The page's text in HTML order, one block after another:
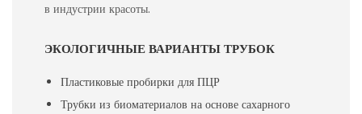
в индустрии красоты.
ЭКОЛОГИЧНЫЕ ВАРИАНТЫ ТРУБОК
Пластиковые пробирки для ПЦР
Трубки из биоматериалов на основе сахарного